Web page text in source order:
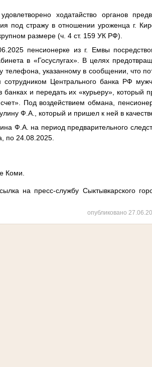
ходатайство органов
под стражу в отношении уроженца г.
размере (ч. 4 ст. 159 УК РФ).
пенсионерке из г. Емвы
в «Госуслугах». В целях
телефона, указанному в сообщении, что
Центрального банка РФ
и передать их «курьеру», который
Под воздействием обмана,
Ф.А., который и пришел к ней в
Ф.А. на период предварительного
по 24.08.2025.
Коми.
на пресс-службу Сыктывкарского
опубликовано